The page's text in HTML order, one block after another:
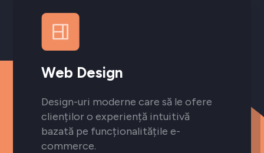
Web Design
Design-uri moderne care să le ofere
clienților o experiență intuitivă
bazată pe funcționalitățile e-
commerce.